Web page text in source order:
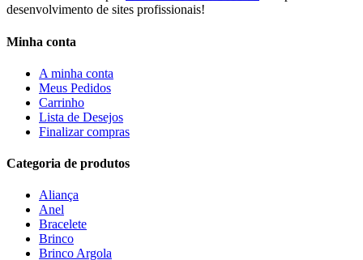
desenvolvimento de sites profissionais!
Minha conta
A minha conta
Meus Pedidos
Carrinho
Lista de Desejos
Finalizar compras
Categoria de produtos
Aliança
Anel
Bracelete
Brinco
Brinco Argola